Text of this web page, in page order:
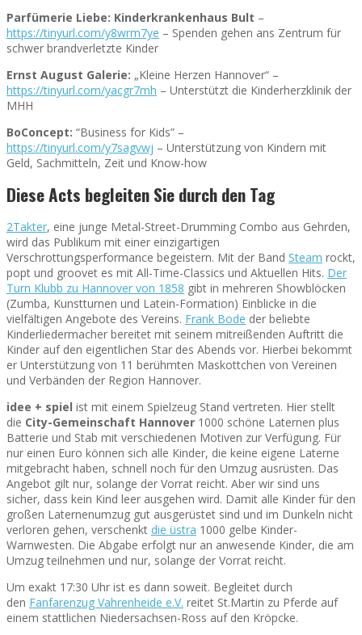
Parfümerie Liebe: Kinderkrankenhaus Bult –
https://tinyurl.com/y8wrm7ye – Spenden gehen ans Zentrum für
schwer brandverletzte Kinder
Ernst August Galerie: „Kleine Herzen Hannover“ –
https://tinyurl.com/yacgr7mh – Unterstützt die Kinderherzklinik der
MHH
BoConcept: “Business for Kids” –
https://tinyurl.com/y7sagvwj – Unterstützung von Kindern mit
Geld, Sachmitteln, Zeit und Know-how
Diese Acts begleiten Sie durch den Tag
2Takter, eine junge Metal-Street-Drumming Combo aus Gehrden,
wird das Publikum mit einer einzigartigen
Verschrottungsperformance begeistern. Mit der Band Steam rockt,
popt und groovet es mit All-Time-Classics und Aktuellen Hits. Der
Turn Klubb zu Hannover von 1858 gibt in mehreren Showblöcken
(Zumba, Kunstturnen und Latein-Formation) Einblicke in die
vielfältigen Angebote des Vereins. Frank Bode der beliebte
Kinderliedermacher bereitet mit seinem mitreißenden Auftritt die
Kinder auf den eigentlichen Star des Abends vor. Hierbei bekommt
er Unterstützung von 11 berühmten Maskottchen von Vereinen
und Verbänden der Region Hannover.
idee + spiel ist mit einem Spielzeug Stand vertreten. Hier stellt
die City-Gemeinschaft Hannover 1000 schöne Laternen plus
Batterie und Stab mit verschiedenen Motiven zur Verfügung. Für
nur einen Euro können sich alle Kinder, die keine eigene Laterne
mitgebracht haben, schnell noch für den Umzug ausrüsten. Das
Angebot gilt nur, solange der Vorrat reicht. Aber wir sind uns
sicher, dass kein Kind leer ausgehen wird. Damit alle Kinder für den
großen Laternenumzug gut ausgerüstet sind und im Dunkeln nicht
verloren gehen, verschenkt die üstra 1000 gelbe Kinder-
Warnwesten. Die Abgabe erfolgt nur an anwesende Kinder, die am
Umzug teilnehmen und nur, solange der Vorrat reicht.
Um exakt 17:30 Uhr ist es dann soweit. Begleitet durch
den Fanfarenzug Vahrenheide e.V. reitet St.Martin zu Pferde auf
einem stattlichen Niedersachsen-Ross auf den Kröpcke.